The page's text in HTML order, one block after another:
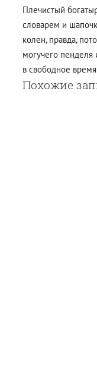
Плечистый
словарем и
колен, правда,
могучего пенделя
в свободное
Похожие